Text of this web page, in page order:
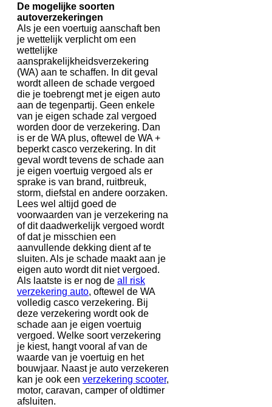
De mogelijke soorten
autoverzekeringen
Als je een voertuig aanschaft ben
je wettelijk verplicht om een
wettelijke
aansprakelijkheidsverzekering
(WA) aan te schaffen. In dit geval
wordt alleen de schade vergoed
die je toebrengt met je eigen auto
aan de tegenpartij. Geen enkele
van je eigen schade zal vergoed
worden door de verzekering. Dan
is er de WA plus, oftewel de WA +
beperkt casco verzekering. In dit
geval wordt tevens de schade aan
je eigen voertuig vergoed als er
sprake is van brand, ruitbreuk,
storm, diefstal en andere oorzaken.
Lees wel altijd goed de
voorwaarden van je verzekering na
of dit daadwerkelijk vergoed wordt
of dat je misschien een
aanvullende dekking dient af te
sluiten. Als je schade maakt aan je
eigen auto wordt dit niet vergoed.
Als laatste is er nog de all risk
verzekering auto, oftewel de WA
volledig casco verzekering. Bij
deze verzekering wordt ook de
schade aan je eigen voertuig
vergoed. Welke soort verzekering
je kiest, hangt vooral af van de
waarde van je voertuig en het
bouwjaar. Naast je auto verzekeren
kan je ook een verzekering scooter,
motor, caravan, camper of oldtimer
afsluiten.